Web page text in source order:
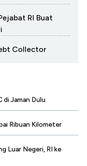
RI Buat
Collector
di Jaman Dulu
Ribuan Kilometer
Luar Negeri, RI ke